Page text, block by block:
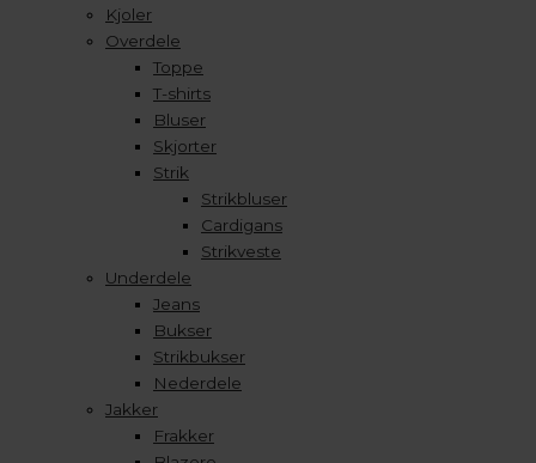
Kjoler
Overdele
Toppe
T-shirts
Bluser
Skjorter
Strik
Strikbluser
Cardigans
Strikveste
Underdele
Jeans
Bukser
Strikbukser
Nederdele
Jakker
Frakker